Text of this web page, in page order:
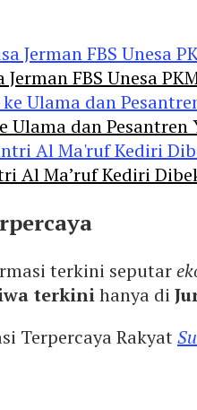
FBS Unesa
Ulama dan
Al Ma’ruf Kediri
terkini seputar
terkinihanya di
Terpercaya Rakyat